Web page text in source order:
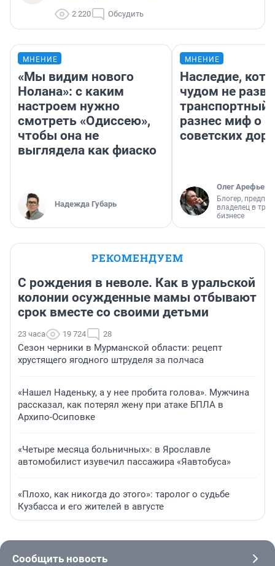
2 220 Обсудить
МНЕНИЕ
«Мы видим нового
Нолана»: с каким
настроем нужно
смотреть «Одиссею»,
чтобы она не
выглядела как фиаско
Надежда Губарь
МНЕНИЕ
Наследие,
чудом не
транспортный
разнес миф о
советских
Олег Арефьев
Блогер,
владелец в
бизнесе
РЕКОМЕНДУЕМ
С рождения в неволе. Как в уральской
колонии осужденные мамы отбывают
срок вместе со своими детьми
23 часа 19 724 28
Сезон черники в Мурманской области: рецепт
хрустящего ягодного штруделя за полчаса
«Нашел Наденьку, а у нее пробита голова». Мужчина
рассказал, как потерял жену при атаке БПЛА в
Архипо-Осиповке
«Четыре месяца больничных»: в Ярославле
автомобилист изувечил пассажира «Яавтобуса»
«Плохо, как никогда до этого»: таролог о судьбе
Кузбасса и его жителей в августе
Сообщить новость